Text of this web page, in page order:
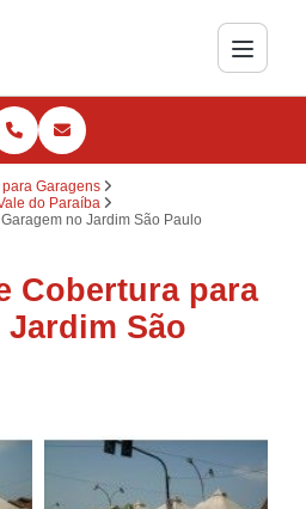
Garagens
do Paraíba
no Jardim São Paulo
Cobertura para
Jardim São